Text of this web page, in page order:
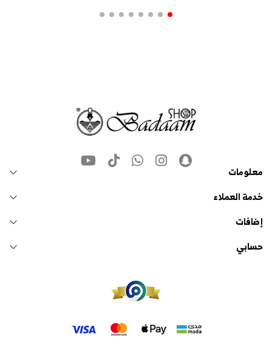
معلومات
خدمة العملاء
إضافات
حسابي